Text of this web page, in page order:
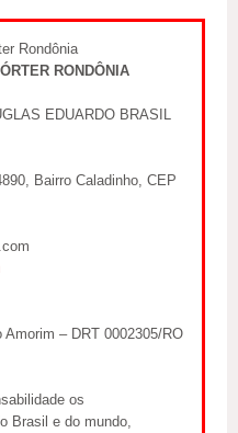
RONDÔNIA
EDUARDO BRASIL
Bairro Caladinho, CEP
Amorim – DRT 0002305/RO
os
Brasil e do mundo,